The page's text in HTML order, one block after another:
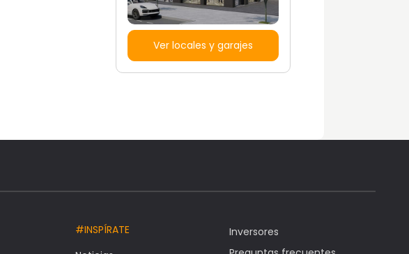
Ver locales y garajes
#INSPÍRATE
Inversores